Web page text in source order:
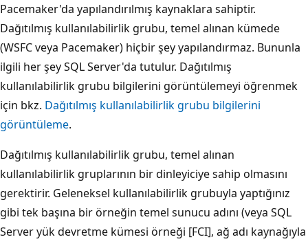
Pacemaker'da yapılandırılmış kaynaklara sahiptir.
Dağıtılmış kullanılabilirlik grubu, temel alınan kümede
(WSFC veya Pacemaker) hiçbir şey yapılandırmaz. Bununla
ilgili her şey SQL Server'da tutulur. Dağıtılmış
kullanılabilirlik grubu bilgilerini görüntülemeyi öğrenmek
için bkz. Dağıtılmış kullanılabilirlik grubu bilgilerini
görüntüleme.
Dağıtılmış kullanılabilirlik grubu, temel alınan
kullanılabilirlik gruplarının bir dinleyiciye sahip olmasını
gerektirir. Geleneksel kullanılabilirlik grubuyla yaptığınız
gibi tek başına bir örneğin temel sunucu adını (veya SQL
Server yük devretme kümesi örneği [FCI], ağ adı kaynağıyla